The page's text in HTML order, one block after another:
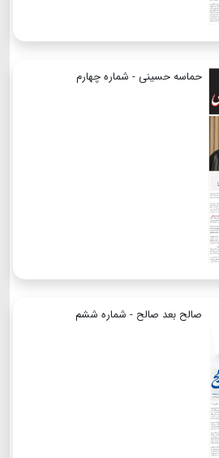
حماسه حسینی - شماره چهارم
صالح بعد صالح - شماره ششم